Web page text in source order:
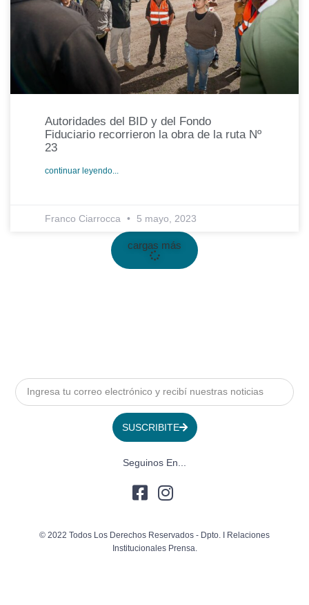
Autoridades del BID y del Fondo
Fiduciario recorrieron la obra de la ruta Nº
23
continuar leyendo...
Franco Ciarrocca 5 mayo, 2023
cargas más
SUSCRIBITE
Seguinos En...
© 2022 Todos Los Derechos Reservados - Dpto. I Relaciones
Institucionales Prensa.